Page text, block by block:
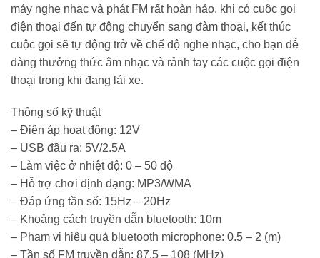
máy nghe nhạc và phát FM rất hoàn hảo, khi có cuộc gọi
điện thoại đến tự động chuyển sang đàm thoại, kết thúc
cuộc gọi sẽ tự động trở về chế độ nghe nhạc, cho bạn dễ
dàng thưởng thức âm nhạc và rảnh tay các cuộc gọi điện
thoại trong khi đang lái xe.
Thông số kỹ thuật
– Điện áp hoạt động: 12V
– USB đầu ra: 5V/2.5A
– Làm việc ở nhiệt độ: 0 – 50 độ
– Hỗ trợ chơi định dạng: MP3/WMA
– Đáp ứng tần số: 15Hz – 20Hz
– Khoảng cách truyền dẫn bluetooth: 10m
– Phạm vi hiệu quả bluetooth microphone: 0.5 – 2 (m)
– Tần số FM truyền dẫn: 87.5 – 108 (MHz)